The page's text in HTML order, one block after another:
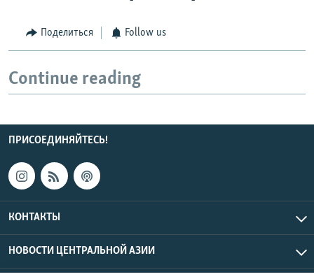
Поделиться Follow us
Continue reading
ПРИСОЕДИНЯЙТЕСЬ!
КОНТАКТЫ
НОВОСТИ ЦЕНТРАЛЬНОЙ АЗИИ